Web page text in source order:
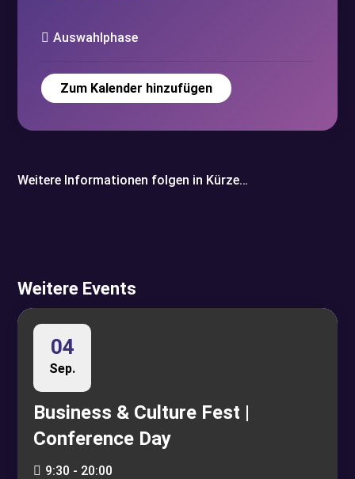
Auswahlphase
Zum Kalender hinzufügen
Weitere Informationen folgen in Kürze…
Weitere Events
04
Sep.
Business & Culture Fest |
Conference Day
9:30 - 20:00